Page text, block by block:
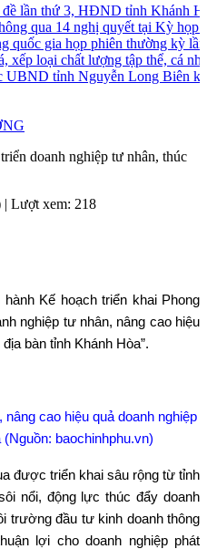
lần thứ 3, HĐND tỉnh Khánh
qua 14 nghị quyết tại Kỳ họp
quốc gia họp phiên thường kỳ lần
xếp loại chất lượng tập thể, cá
tỉnh Nguyễn Long Biên
doanh nghiệp tư nhân, thúc
| Lượt xem: 218
Kế hoạch triển khai Phong
nghiệp tư nhân, nâng cao hiệu
bàn tỉnh Khánh Hòa”.
cao hiệu quả doanh nghiệp
baochinhphu.vn)
được triển khai sâu rộng từ tỉnh
nổi, động lực thúc đẩy doanh
trường đầu tư kinh doanh thông
lợi cho doanh nghiệp phát